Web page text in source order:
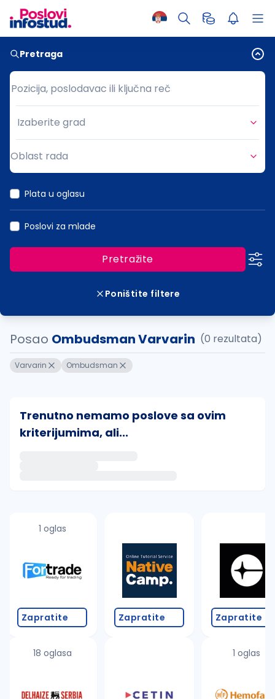
Pretraga
Pozicija, poslodavac ili ključna reč
Pozicija, poslodavac ili ključna reč
Grad
Izaberite grad
Oblast rada
Plata u oglasu
Poslovi za mlade
Pretražite
Poništite filtere
Posao Ombudsman Varvarin (0 rezultata)
Varvarin Ombudsman
Trenutno nemamo poslove sa ovim
kriterijumima, ali...
proverite pravopisne greške (koristite č, ć, š, đ,
povećajte radijus za odabrani grad
promenite odabrane filtere pretrage
1 oglas
Zapratite
18 oglasa
Zapratite Zapratite
1 oglas